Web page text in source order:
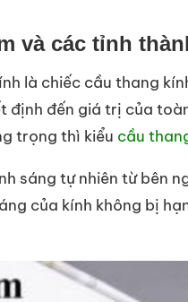
và các tỉnh
là chiếc cầu thang
đến giá trị của
trọng thì kiểu cầu
sáng tự nhiên từ bên
của kính không bị